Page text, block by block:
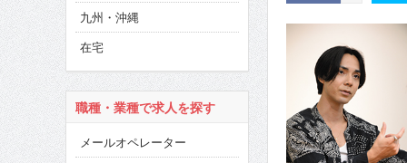
九州・沖縄
在宅
職種・業種で求人を探す
メールオペレーター